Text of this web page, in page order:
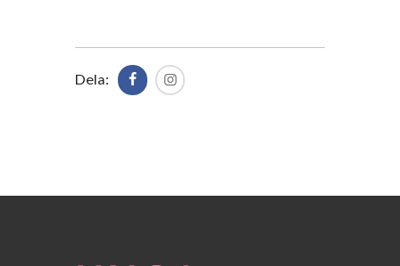
Dela: